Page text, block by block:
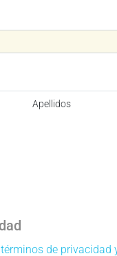
Apellidos
términos de privacidad